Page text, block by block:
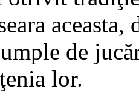
de
lor.